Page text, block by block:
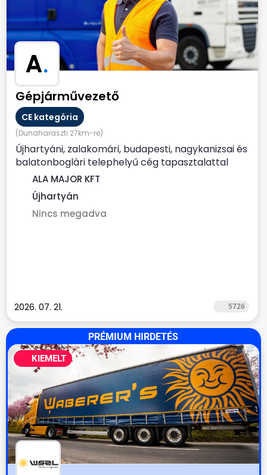
A.
Gépjárművezető
CE kategória
(Dunaharaszti 27km-re)
Újhartyáni, zalakomári, budapesti, nagykanizsai és
balatonboglàri telephelyű cég tapasztalattal
rendelkező,...
ALA MAJOR KFT
Újhartyán
Nincs megadva
2026. 07. 21. 5726
PRÉMIUM HIRDETÉS
KIEMELT